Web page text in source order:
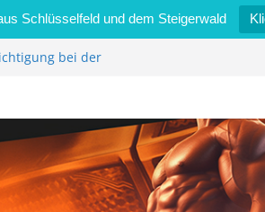
Schlüsselfeld und dem Steigerwald
bei der
für